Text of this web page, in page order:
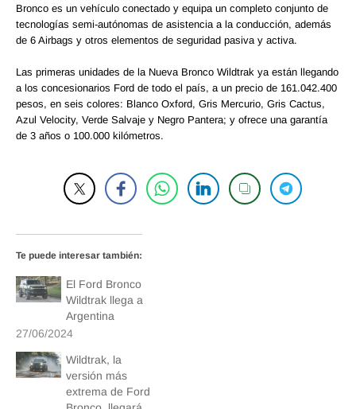
Bronco es un vehículo conectado y equipa un completo conjunto de
tecnologías semi-autónomas de asistencia a la conducción, además
de 6 Airbags y otros elementos de seguridad pasiva y activa.
Las primeras unidades de la Nueva Bronco Wildtrak ya están llegando
a los concesionarios Ford de todo el país, a un precio de 161.042.400
pesos, en seis colores: Blanco Oxford, Gris Mercurio, Gris Cactus,
Azul Velocity, Verde Salvaje y Negro Pantera; y ofrece una garantía
de 3 años o 100.000 kilómetros.
Te puede interesar también:
El Ford Bronco
Wildtrak llega a
Argentina
27/06/2024
Wildtrak, la
versión más
extrema de Ford